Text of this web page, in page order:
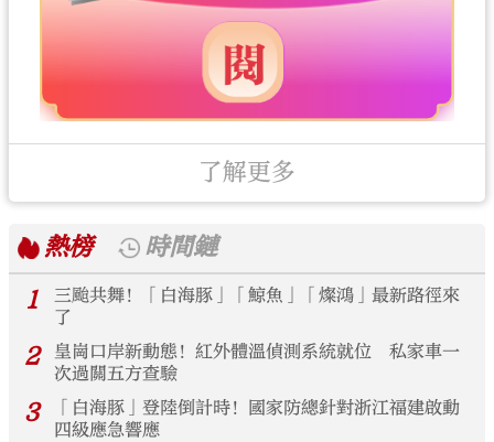
了解更多
熱榜
時間鏈
1
三颱共舞！「白海豚」「鯨魚」「燦鴻」最新路徑來
了
2
皇崗口岸新動態！紅外體溫偵測系統就位 私家車一
次過關五方查驗
3
「白海豚」登陸倒計時！國家防總針對浙江福建啟動
四級應急響應